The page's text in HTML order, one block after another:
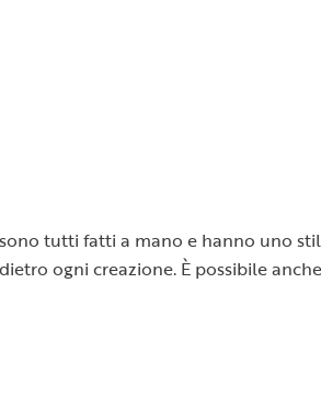
tutti fatti a mano e hanno uno
ogni creazione. È possibile